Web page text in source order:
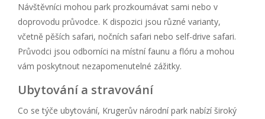
Návštěvníci mohou park prozkoumávat sami nebo v
doprovodu průvodce. K dispozici jsou různé varianty,
včetně pěších safari, nočních safari nebo self-drive safari.
Průvodci jsou odborníci na místní faunu a flóru a mohou
vám poskytnout nezapomenutelné zážitky.
Ubytování a stravování
Co se týče ubytování, Krugerův národní park nabízí široký